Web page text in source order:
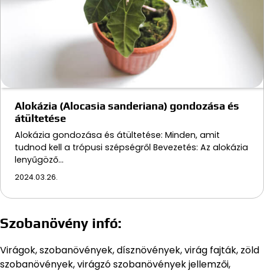
Alokázia (Alocasia sanderiana) gondozása és
átültetése
Alokázia gondozása és átültetése: Minden, amit
tudnod kell a trópusi szépségről Bevezetés: Az alokázia
lenyűgöző…
2024.03.26.
Szobanövény infó:
Virágok, szobanövények, dísznövények, virág fajták, zöld
szobanövények, virágzó szobanövények jellemzői,